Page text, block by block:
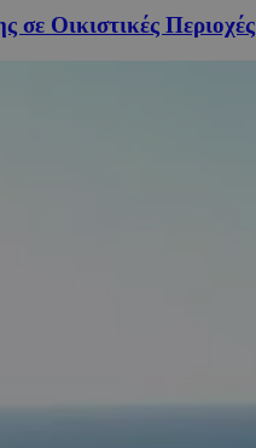
σε Οικιστικές Περιοχές